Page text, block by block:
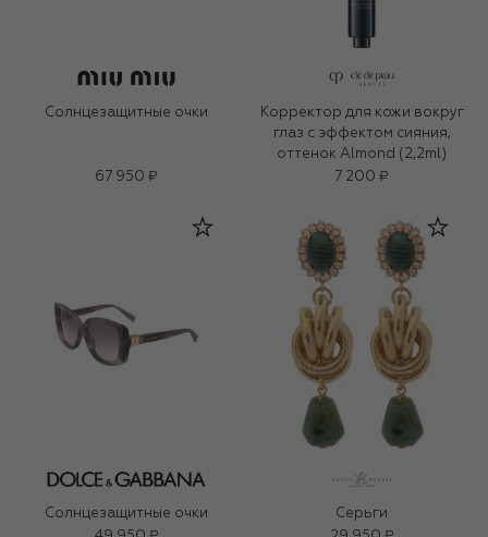
Солнцезащитные очки
67 950 ₽
Корректор для кожи вокруг
глаз с эффектом сияния,
оттенок Almond (2,2ml)
7 200 ₽
Солнцезащитные очки
Серьги